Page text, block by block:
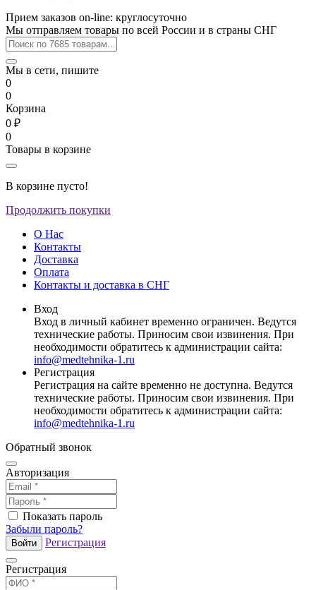
Прием заказов on-line: круглосуточно
Мы отправляем товары по всей России и в страны СНГ
Мы в сети, пишите
0
0
Корзина
0 ₽
0
Товары в корзине
В корзине пусто!
Продолжить покупки
О Нас
Контакты
Доставка
Оплата
Контакты и доставка в СНГ
Вход
Вход в личный кабинет временно ограничен. Ведутся
технические работы. Приносим свои извинения. При
необходимости обратитесь к администрации сайта:
info@medtehnika-1.ru
Регистрация
Регистрация на сайте временно не доступна. Ведутся
технические работы. Приносим свои извинения. При
необходимости обратитесь к администрации сайта:
info@medtehnika-1.ru
Обратный звонок
Авторизация
Показать пароль
Забыли пароль?
Войти Регистрация
Регистрация